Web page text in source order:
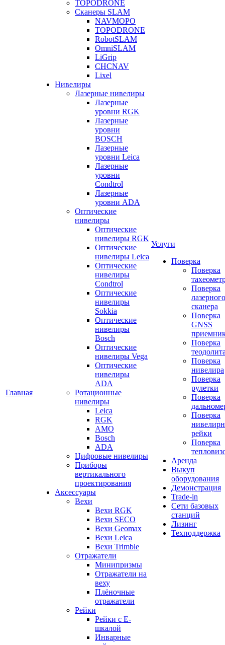
Главная
TOPODRONE
Сканеры SLAM
NAVMOPO
TOPODRONE
RobotSLAM
OmniSLAM
LiGrip
CHCNAV
Lixel
Нивелиры
Лазерные нивелиры
Лазерные
уровни RGK
Лазерные
уровни
BOSCH
Лазерные
уровни Leica
Лазерные
уровни
Condtrol
Лазерные
уровни ADA
Оптические
нивелиры
Оптические
нивелиры RGK
Оптические
нивелиры Leica
Оптические
нивелиры
Condtrol
Оптические
нивелиры
Sokkia
Оптические
нивелиры
Bosch
Оптические
нивелиры Vega
Оптические
нивелиры
ADA
Ротационные
нивелиры
Leica
RGK
AMO
Bosch
ADA
Цифровые нивелиры
Приборы
вертикального
проектирования
Аксессуары
Вехи
Вехи RGK
Вехи SECO
Вехи Geomax
Вехи Leica
Вехи Trimble
Отражатели
Минипризмы
Отражатели на
веху
Плёночные
отражатели
Рейки
Рейки с E-
шкалой
Инварные
Услуги
Поверка
Поверка
Поверка
лазерного
сканера
Поверка
GNSS
Поверка
Поверка
нивелира
Поверка
рулетки
Поверка
Поверка
рейки
Поверка
Аренда
Выкуп
оборудования
Демонстрация
Trade-in
Сети базовых
станций
Лизинг
Техподдержка